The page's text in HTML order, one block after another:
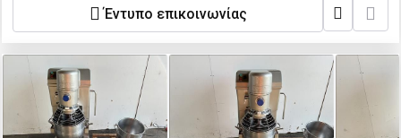
Έντυπο επικοινωνίας